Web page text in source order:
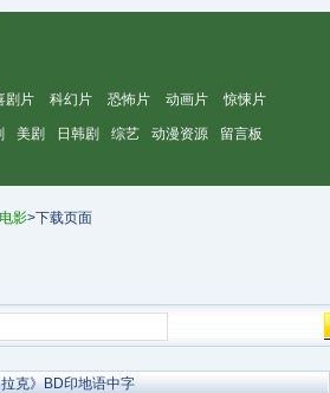
剧片 科幻片 恐怖片 动画片 惊悚片
美剧 日韩剧 综艺 动漫资源 留言板
影>下载页面
克》BD印地语中字